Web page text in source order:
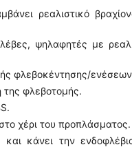
ρεαλιστικό
ψηλαφητές με
φλεβοκέντησης/
της φλεβοτομής.
χέρι του προπλάσματος.
και κάνει την